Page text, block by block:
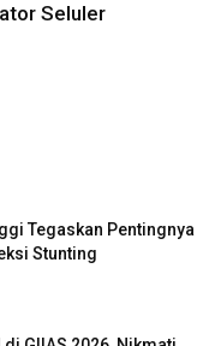
Seluler
Tegaskan Pentingnya
Stunting